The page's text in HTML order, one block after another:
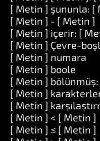
[ Metin ] şununla: [
[ Metin ] - [ Metin ]
[ Metin ] içerir: [
[ Metin ] Çevre-
[ Metin ] numara
[ Metin ] boole
[ Metin ]
[ Metin ]
[ Metin ]
[ Metin ] < [ Metin ]
[ Metin ] ≤ [ Metin ]